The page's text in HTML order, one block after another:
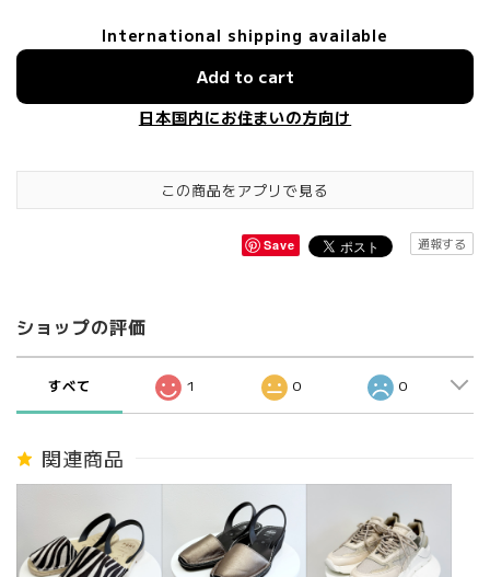
International shipping available
Add to cart
日本国内にお住まいの方向け
この商品をアプリで見る
Save 通報する
ショップの評価
すべて 1 0 0
関連商品